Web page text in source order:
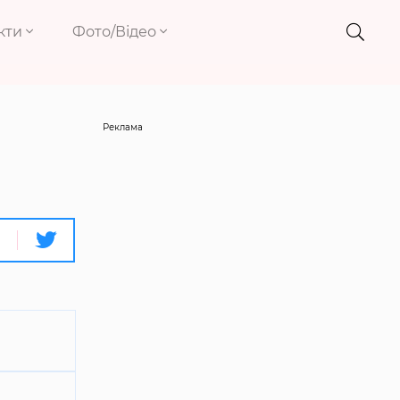
Фото/Відео
Реклама